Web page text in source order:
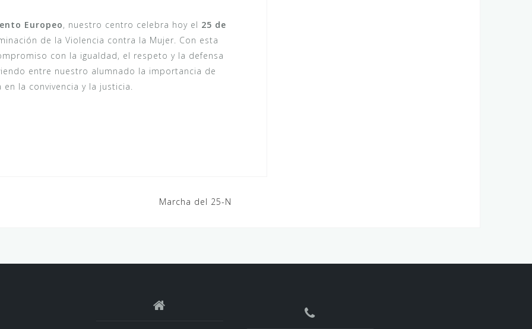
Europeo, nuestro centro celebra hoy el 25 de
de la Violencia contra la Mujer. Con esta
con la igualdad, el respeto y la defensa
entre nuestro alumnado la importancia de
la convivencia y la justicia.
Marcha del 25-N